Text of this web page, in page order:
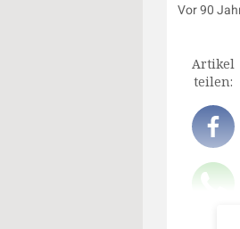
Vor 90
Artikel
teilen: